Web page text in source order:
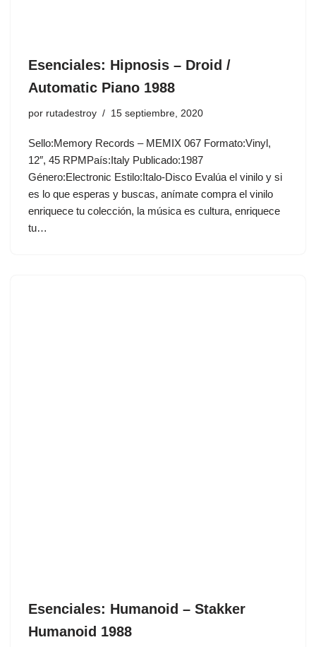
Esenciales: Hipnosis ‎– Droid /
Automatic Piano 1988
por rutadestroy 15 septiembre, 2020
Sello:Memory Records ‎– MEMIX 067 Formato:Vinyl,
12″, 45 RPMPaís:Italy Publicado:1987
Género:Electronic Estilo:Italo-Disco Evalúa el vinilo y si
es lo que esperas y buscas, anímate compra el vinilo
enriquece tu colección, la música es cultura, enriquece
tu…
Esenciales: Humanoid ‎– Stakker
Humanoid 1988